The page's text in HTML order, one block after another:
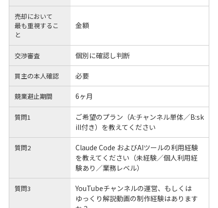
売却において
最も重視するこ
と
金額
交渉審査 個別に確認し判断
買主の本人確認 必要
競業避止期間 6ヶ月
質問1
ご希望のプラン（A:チャンネル単体／B:sk
ill付き）を教えてください
質問2
Claude Code およびAIツールの利用経験
を教えてください（未経験／個人利用経
験あり／業務レベル）
質問3
YouTubeチャンネルの運営、もしくは
ゆっくり解説動画の制作経験はあります